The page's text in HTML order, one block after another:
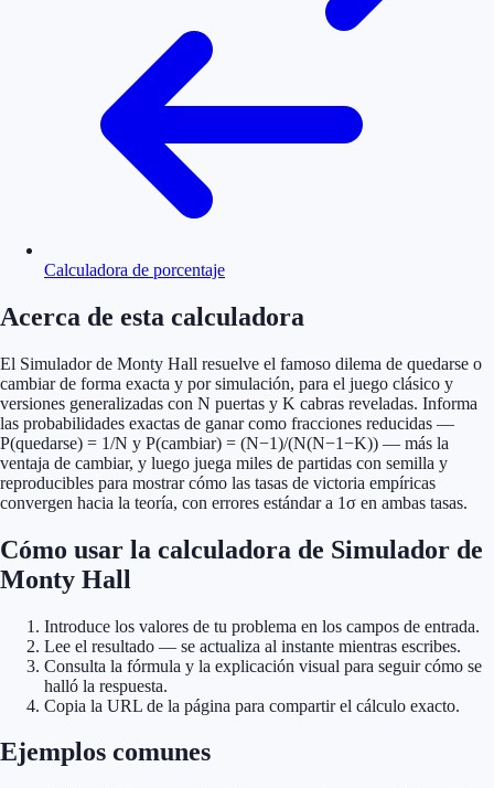
Calculadora de porcentaje
Acerca de esta calculadora
El Simulador de Monty Hall resuelve el famoso dilema de quedarse o
cambiar de forma exacta y por simulación, para el juego clásico y
versiones generalizadas con N puertas y K cabras reveladas. Informa
las probabilidades exactas de ganar como fracciones reducidas —
P(quedarse) = 1/N y P(cambiar) = (N−1)/(N(N−1−K)) — más la
ventaja de cambiar, y luego juega miles de partidas con semilla y
reproducibles para mostrar cómo las tasas de victoria empíricas
convergen hacia la teoría, con errores estándar a 1σ en ambas tasas.
Cómo usar la calculadora de Simulador de
Monty Hall
Introduce los valores de tu problema en los campos de entrada.
Lee el resultado — se actualiza al instante mientras escribes.
Consulta la fórmula y la explicación visual para seguir cómo se
halló la respuesta.
Copia la URL de la página para compartir el cálculo exacto.
Ejemplos comunes